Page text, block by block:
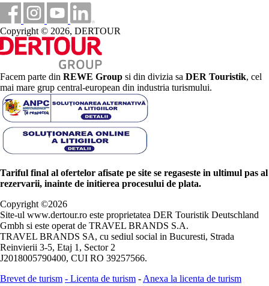
Copyright © 2026, DERTOUR
Facem parte din REWE Group si din divizia sa DER Touristik, cel
mai mare grup central-european din industria turismului.
Tariful final al ofertelor afisate pe site se regaseste in ultimul pas al
rezervarii, inainte de initierea procesului de plata.
Copyright ©2026
Site-ul www.dertour.ro este proprietatea DER Touristik Deutschland
Gmbh si este operat de TRAVEL BRANDS S.A.
TRAVEL BRANDS SA, cu sediul social in Bucuresti, Strada
Reinvierii 3-5, Etaj 1, Sector 2
J2018005790400, CUI RO 39257566.
Brevet de turism - Licenta de turism - Anexa la licenta de turism